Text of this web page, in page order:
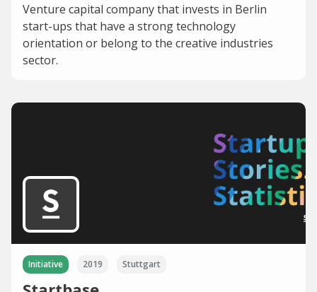
Venture capital company that invests in Berlin
start-ups that have a strong technology
orientation or belong to the creative industries
sector.
Initiative 2019 Stuttgart